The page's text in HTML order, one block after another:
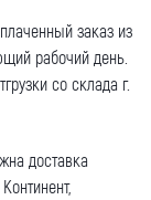
заказ из
рабочий день.
со склада г.
доставка